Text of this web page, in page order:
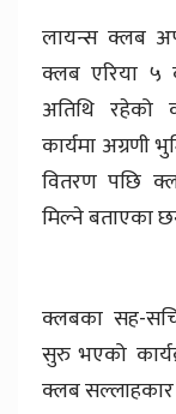
लायन्स क्लब
क्लब एरिया ५
अतिथि रहेको
कार्यमा अग्रणी
वितरण पछि
मिल्ने बताएका
क्लबका सह-
सुरु भएको
क्लब सल्लाहकार